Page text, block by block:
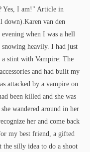
Yes, I am!" Article in
down).Karen van den
when I was a hell
heavily. I had just
a stint with Vampire: The
and had built my
attacked by a vampire on
been killed and she was
wandered around in her
her and come back
my best friend, a gifted
the silly idea to do a shoot